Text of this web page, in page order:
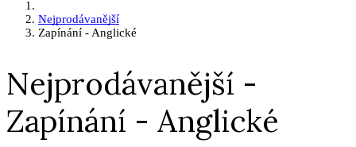
Nejprodávanější
Zapínání - Anglické
Nejprodávanější -
Zapínání - Anglické